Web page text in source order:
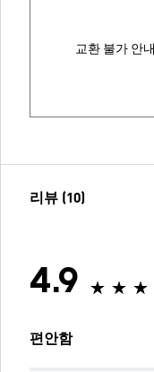
교환 불가 안내
리뷰 (10)
4.9
편안함